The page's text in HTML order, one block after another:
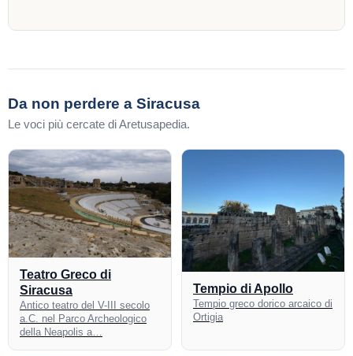
Da non perdere a Siracusa
Le voci più cercate di Aretusapedia.
Teatro Greco di
Siracusa
Antico teatro del V-III secolo
a.C. nel Parco Archeologico
della Neapolis a…
Tempio di Apollo
Tempio greco dorico arcaico di
Ortigia